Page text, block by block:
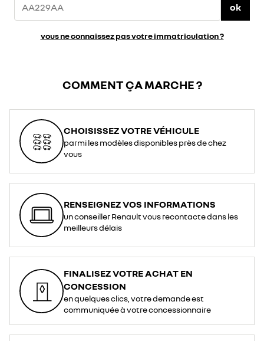
ok
vous ne connaissez pas votre immatriculation ?
COMMENT ÇA MARCHE ?
CHOISISSEZ VOTRE VÉHICULE
parmi les modèles disponibles près de chez
vous
RENSEIGNEZ VOS INFORMATIONS
un conseiller Renault vous recontacte dans les
meilleurs délais
FINALISEZ VOTRE ACHAT EN
CONCESSION
en quelques clics, votre demande est
communiquée à votre concessionnaire